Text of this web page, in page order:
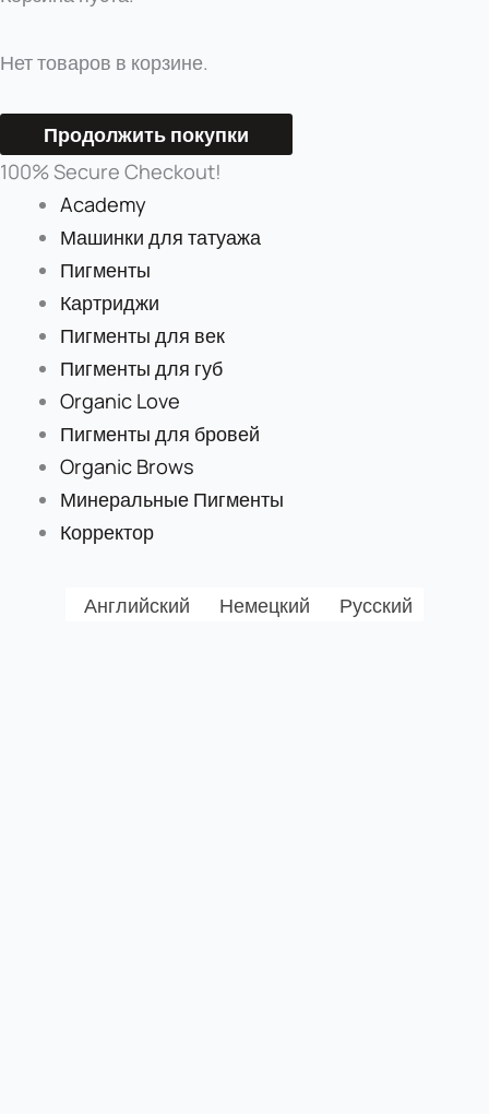
Нет товаров в корзине.
Продолжить покупки
100% Secure Checkout!
Academy
Машинки для татуажа
Пигменты
Картриджи
Пигменты для век
Пигменты для губ
Organic Love
Пигменты для бровей
Organic Brows
Минеральные Пигменты
Корректор
Английский Немецкий Русский